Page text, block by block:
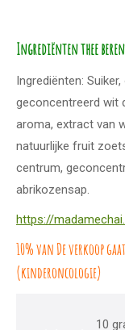
Ingrediënten thee
Ingrediënten:
geconcentreerd wit
aroma, extract van
natuurlijke fruit
centrum,
abrikozensap.
https://
10% van De verkoop
(kinderoncologie)
10